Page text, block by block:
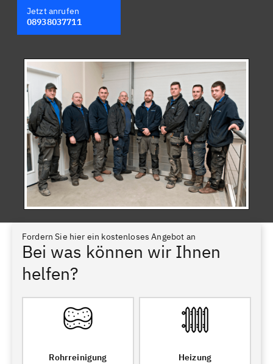
Jetzt anrufen
08938037711
Fordern Sie hier ein kostenloses Angebot an
Bei was können wir Ihnen
helfen?
Rohrreinigung Heizung